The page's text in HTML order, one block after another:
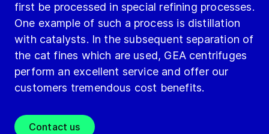
first be processed in special refining processes.
One example of such a process is distillation
with catalysts. In the subsequent separation of
the cat fines which are used, GEA centrifuges
perform an excellent service and offer our
customers tremendous cost benefits.
Contact us